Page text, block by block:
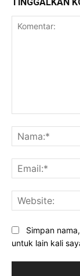
Simpan
untuk lain kali